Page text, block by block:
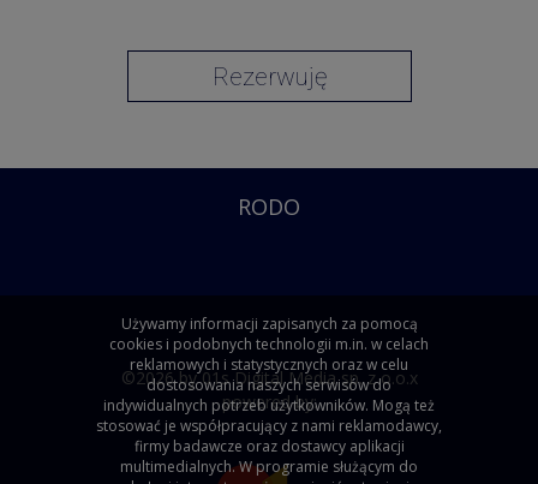
Rezerwuję
RODO
©2026 by 01s Digital Media sp. z o.o.x
powered by:
Używamy informacji zapisanych za pomocą
cookies i podobnych technologii m.in. w celach
reklamowych i statystycznych oraz w celu
dostosowania naszych serwisów do
indywidualnych potrzeb użytkowników. Mogą też
stosować je współpracujący z nami reklamodawcy,
firmy badawcze oraz dostawcy aplikacji
multimedialnych. W programie służącym do